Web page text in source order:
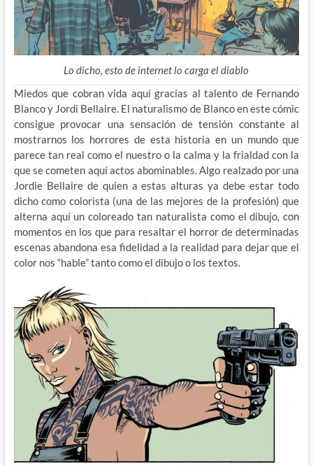
Lo dicho, esto de internet lo carga el diablo
Miedos que cobran vida aquí gracias al talento de Fernando
Blanco y Jordi Bellaire. El naturalismo de Blanco en este cómic
consigue provocar una sensación de tensión constante al
mostrarnos los horrores de esta historia en un mundo que
parece tan real como el nuestro o la calma y la frialdad con la
que se cometen aquí actos abominables. Algo realzado por una
Jordie Bellaire de quien a estas alturas ya debe estar todo
dicho como colorista (una de las mejores de la profesión) que
alterna aquí un coloreado tan naturalista como el dibujo, con
momentos en los que para resaltar el horror de determinadas
escenas abandona esa fidelidad a la realidad para dejar que el
color nos “hable” tanto como el dibujo o los textos.